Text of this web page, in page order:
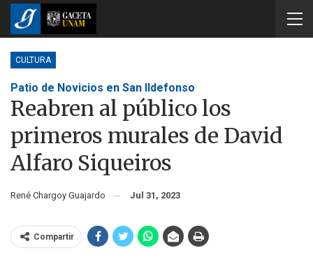
CULTURA
Patio de Novicios en San Ildefonso
Reabren al público los
primeros murales de David
Alfaro Siqueiros
René Chargoy Guajardo Jul 31, 2023
Compartir